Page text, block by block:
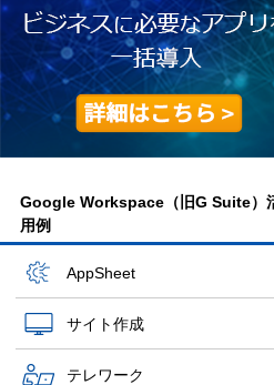
Google Workspace（旧G Suite）
用例
AppSheet
サイト作成
テレワーク